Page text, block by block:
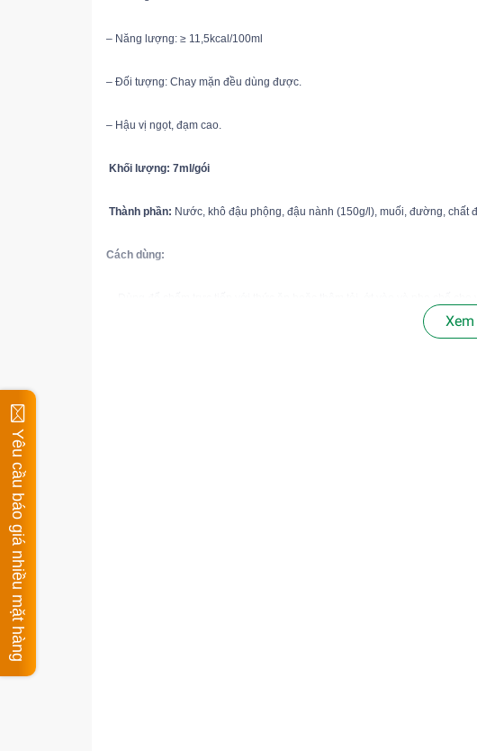
– Năng lượng: ≥ 11,5kcal/100ml
– Đối tượng: Chay mặn đều dùng được.
– Hậu vị ngọt, đạm cao.
Khối lượng: 7ml/gói
Thành phần: Nước, khô đậu phộng, đậu nành (150g/l), muối, đường,
Cách dùng:
– Các món ăn thích hợp dùng kèm với nước tương: rau cải luộc, rau xào,
Yêu cầu báo giá nhiều mặt hàng